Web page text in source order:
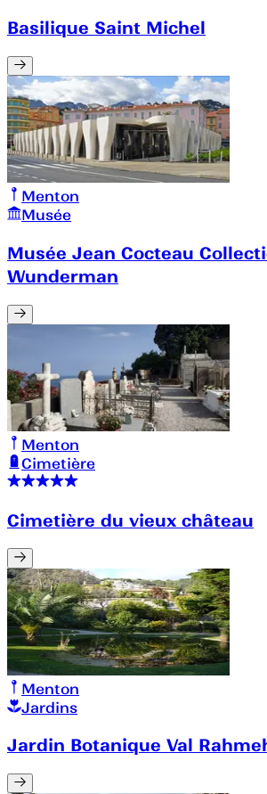
Basilique Saint Michel
Menton
Musée
Musée Jean Cocteau
Wunderman
Menton
Cimetière
Cimetière du vieux château
Menton
Jardins
Jardin Botanique Val